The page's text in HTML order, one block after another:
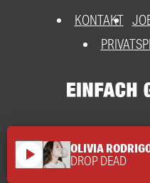
KONTAKT
play_arrow OLIVIA
DROP DEAD